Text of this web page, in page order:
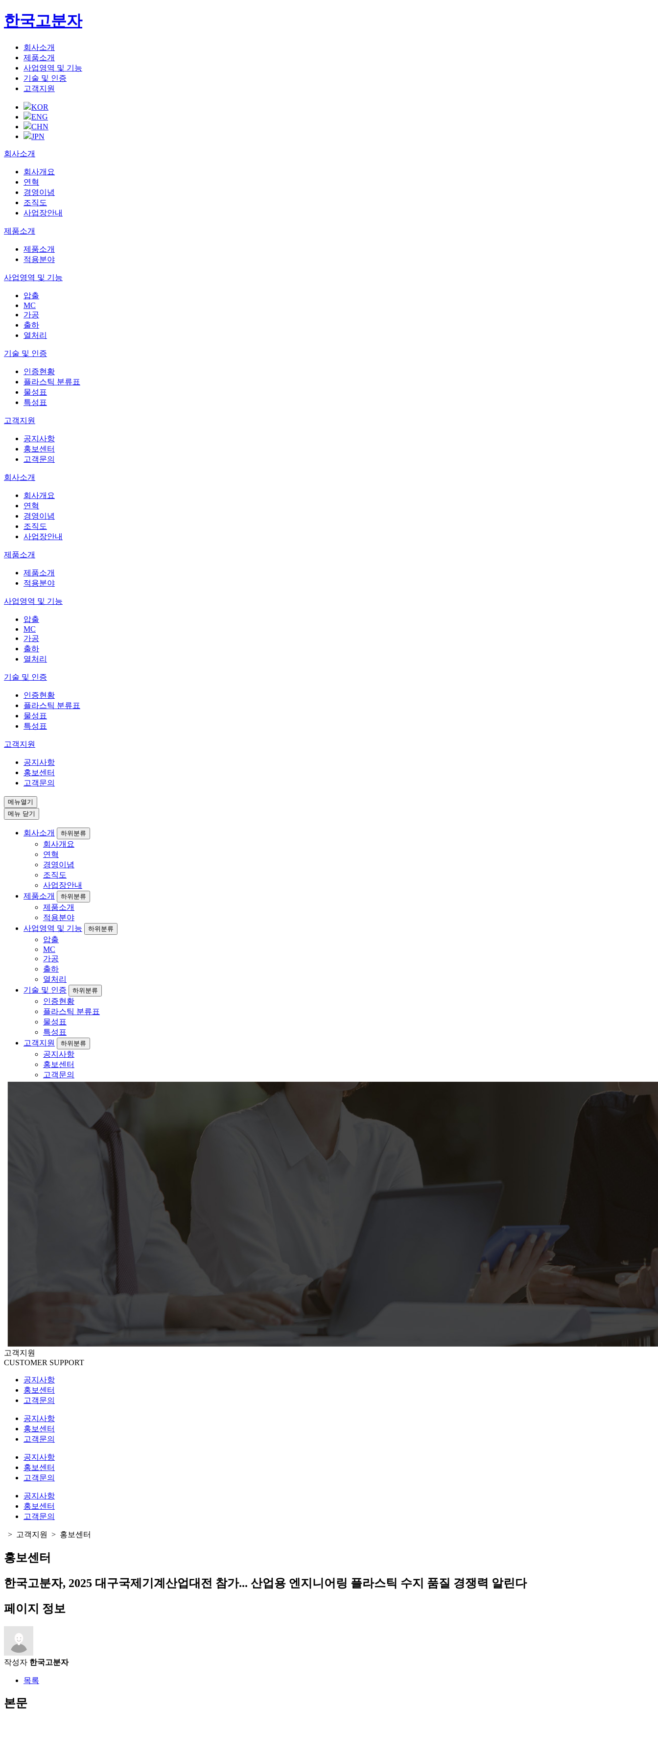
한국고분자
회사소개
제품소개
사업영역 및 기능
기술 및 인증
고객지원
KOR
ENG
CHN
JPN
회사소개
회사개요
연혁
경영이념
조직도
사업장안내
제품소개
제품소개
적용분야
사업영역 및 기능
압출
MC
가공
출하
열처리
기술 및 인증
인증현황
플라스틱 분류표
물성표
특성표
고객지원
공지사항
홍보센터
고객문의
회사소개
회사개요
연혁
경영이념
조직도
사업장안내
제품소개
제품소개
적용분야
사업영역 및 기능
압출
MC
가공
출하
열처리
기술 및 인증
인증현황
플라스틱 분류표
물성표
특성표
고객지원
공지사항
홍보센터
고객문의
메뉴열기
메뉴 닫기
회사소개 하위분류
회사개요
연혁
경영이념
조직도
사업장안내
제품소개
하위분류
제품소개
적용분야
사업영역 및 기능
하위분류
압출
MC
가공
출하
열처리
기술 및 인증
하위분류
인증현황
플라스틱 분류표
물성표
특성표
고객지원
하위분류
공지사항
홍보센터
고객문의
고객지원
CUSTOMER SUPPORT
공지사항
홍보센터
고객문의
공지사항
홍보센터
고객문의
공지사항
홍보센터
고객문의
공지사항
홍보센터
고객문의
> 고객지원 > 홍보센터
홍보센터
한국고분자, 2025 대구국제기계산업대전 참가... 산업용 엔지니어링 플라스틱 수지 품질 경쟁력 알린다
페이지 정보
작성자 한국고분자
목록
본문